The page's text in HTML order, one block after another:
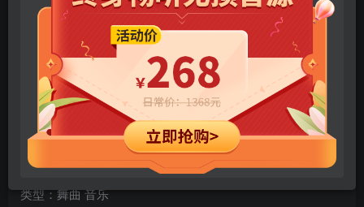
年卡会员免费 永久会员免费
立即购买
您当前未登录！建议登陆后购买，可保存购买订单
专辑名称：New Love (feat. Diplo & Mark Ronson) [Armand
Van Helden Remix] – Single
歌手：Silk City & Ellie Goulding
类型：舞曲 音乐